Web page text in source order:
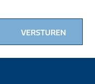
VERSTUREN